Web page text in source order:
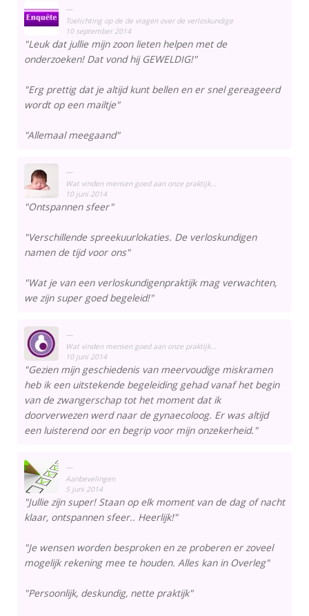
Toelichting op de de vragen over de verloskundige
10 september 2014
"Leuk dat jullie mijn zoon lieten helpen met de
onderzoeken! Dat vond hij GEWELDIG!"
"Erg prettig dat je altijd kunt bellen en er snel gereageerd
wordt op een mailtje"
"Allemaal meegaand"
Wat vinden mensen goed aan onze praktijk...
10 juni 2014
"Ontspannen sfeer"
"Verschillende spreekuurlokaties. De verloskundigen
namen de tijd voor ons"
"Wat je van een verloskundigenpraktijk mag verwachten,
we zijn super goed begeleid!"
Wat vinden mensen goed aan onze praktijk...
10 juni 2014
"Gezien mijn geschiedenis van meervoudige miskramen
heb ik een uitstekende begeleiding gehad vanaf het begin
van de zwangerschap tot het moment dat ik
doorverwezen werd naar de gynaecoloog. Er was altijd
een luisterend oor en begrip voor mijn onzekerheid."
Aanbevelingen
5 juni 2014
"Jullie zijn super! Staan op elk moment van de dag of nacht
klaar, ontspannen sfeer.. Heerlijk!"
"Je wensen worden besproken en ze proberen er zoveel
mogelijk rekening mee te houden. Alles kan in Overleg"
"Persoonlijk, deskundig, nette praktijk"